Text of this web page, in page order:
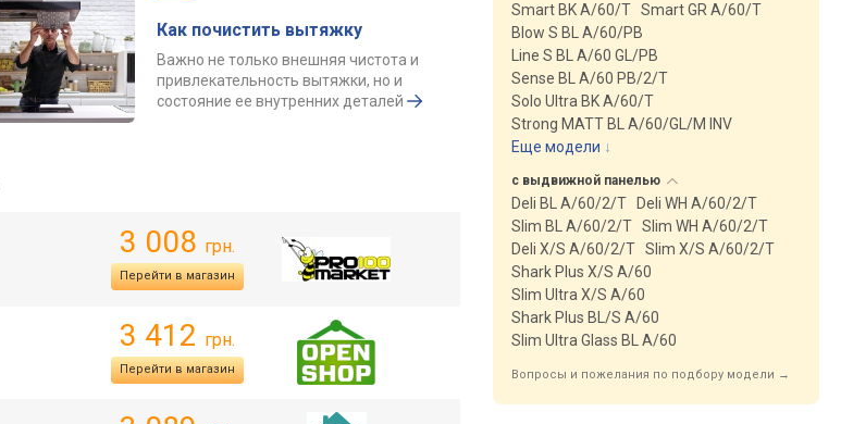
Как почистить вытяжку
Важно не только внешняя чистота и
привлекательность вытяжки, но и
состояние ее внутренних деталей
3 008 грн.
Перейти в магазин
3 412 грн.
Перейти в магазин
Smart BK A/60/T Smart GR A/60/T
Blow S BL A/60/PB
Line S BL A/60 GL/PB
Sense BL A/60 PB/2/T
Solo Ultra BK A/60/T
Strong MATT BL A/60/GL/M INV
Еще модели ↓
с выдвижной панелью
Deli BL A/60/2/T
Deli WH A/60/2/T
Slim BL A/60/2/T Slim WH A/60/2/T
Deli X/S A/60/2/T Slim X/S A/60/2/T
Shark Plus X/S A/60
Slim Ultra X/S A/60
Shark Plus BL/S A/60
Slim Ultra Glass BL A/60
Вопросы и пожелания по подбору модели →